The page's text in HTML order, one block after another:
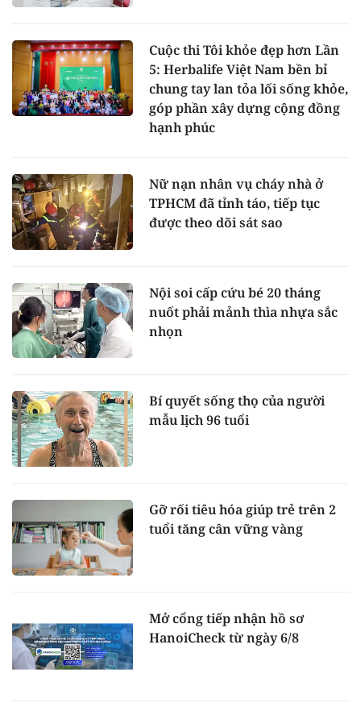
Cuộc thi Tôi khỏe đẹp hơn Lần
5: Herbalife Việt Nam bền bỉ
chung tay lan tỏa lối sống khỏe,
góp phần xây dựng cộng đồng
hạnh phúc
Nữ nạn nhân vụ cháy nhà ở
TPHCM đã tỉnh táo, tiếp tục
được theo dõi sát sao
Nội soi cấp cứu bé 20 tháng
nuốt phải mảnh thìa nhựa sắc
nhọn
Bí quyết sống thọ của người
mẫu lịch 96 tuổi
Gỡ rối tiêu hóa giúp trẻ trên 2
tuổi tăng cân vững vàng
Mở cổng tiếp nhận hồ sơ
HanoiCheck từ ngày 6/8